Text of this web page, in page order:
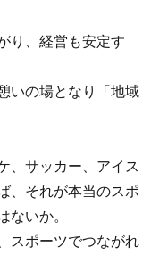
り、経営も安定す
いの場となり「地域
、サッカー、アイス
、それが本当のスポ
ないか。
スポーツでつながれ